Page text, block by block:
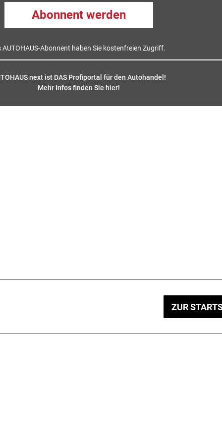
Abonnent werden
AUTOHAUS-Abonnent haben Sie kostenfreien Zugriff.
next ist DAS Profiportal für den Autohandel!
Mehr Infos finden Sie hier!
ZUR